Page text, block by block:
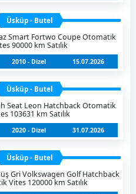
Üsküp - Butel
Smart Fortwo Coupe Otomatik
90000 km Satılık
2010 - Dizel 15.07.2026
Üsküp - Butel
Seat Leon Hatchback Otomatik
103631 km Satılık
2020 - Dizel 31.07.2026
Üsküp - Butel
Gri Volkswagen Golf Hatchback
Vites 120000 km Satılık